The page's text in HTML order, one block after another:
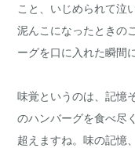
こと、いじめられて泣
泥んこになったときの
ーグを口に入れた瞬間
味覚というのは、記憶
のハンバーグを食べ尽
超えますね。味の記憶